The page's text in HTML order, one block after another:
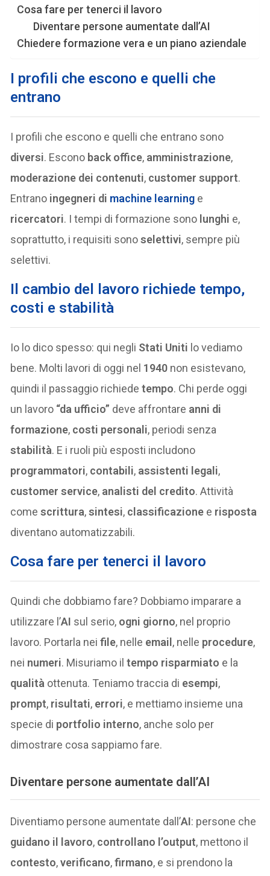
Cosa fare per tenerci il lavoro
Diventare persone aumentate dall’AI
Chiedere formazione vera e un piano aziendale
I profili che escono e quelli che
entrano
I profili che escono e quelli che entrano sono
diversi. Escono back office, amministrazione,
moderazione dei contenuti, customer support.
Entrano ingegneri di machine learning e
ricercatori. I tempi di formazione sono lunghi e,
soprattutto, i requisiti sonoselettivi, sempre più
selettivi.
Il cambio del lavoro richiede tempo,
costi e stabilità
Io lo dico spesso: qui negli Stati Uniti lo vediamo
bene. Molti lavori di oggi nel 1940 non esistevano,
quindi il passaggio richiedetempo. Chi perde oggi
un lavoro “da ufficio” deve affrontare anni di
formazione, costi personali, periodi senza
stabilità. E i ruoli più esposti includono
programmatori, contabili, assistenti legali,
customer service, analisti del credito. Attività
comescrittura,sintesi, classificazione e risposta
diventano automatizzabili.
Cosa fare per tenerci il lavoro
Quindi che dobbiamo fare? Dobbiamo imparare a
utilizzare l’AI sul serio, ogni giorno, nel proprio
lavoro. Portarla neifile, nelle email, nelle procedure,
nei numeri. Misuriamo iltempo risparmiato e la
qualità ottenuta. Teniamo traccia di esempi,
prompt, risultati, errori, e mettiamo insieme una
specie di portfolio interno, anche solo per
dimostrare cosa sappiamo fare.
Diventare persone aumentate dall’AI
Diventiamo persone aumentate dall’AI: persone che
guidano il lavoro, controllano l’output, mettono il
contesto,verificano,firmano, e si prendono la